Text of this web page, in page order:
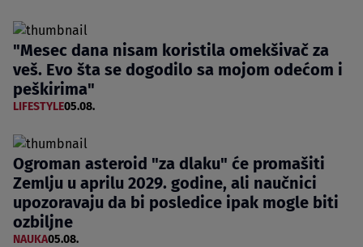
"Mesec dana nisam koristila omekšivač za
veš. Evo šta se dogodilo sa mojom odećom i
peškirima"
LIFESTYLE05.08.
Ogroman asteroid "za dlaku" će promašiti
Zemlju u aprilu 2029. godine, ali naučnici
upozoravaju da bi posledice ipak mogle biti
ozbiljne
NAUKA05.08.